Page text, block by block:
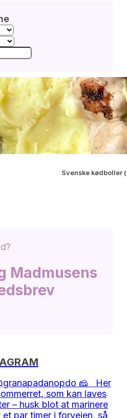
Svenske kødboller
Madmusens